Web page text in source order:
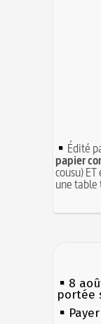
Édité
papier
cousu)
une
8
portée